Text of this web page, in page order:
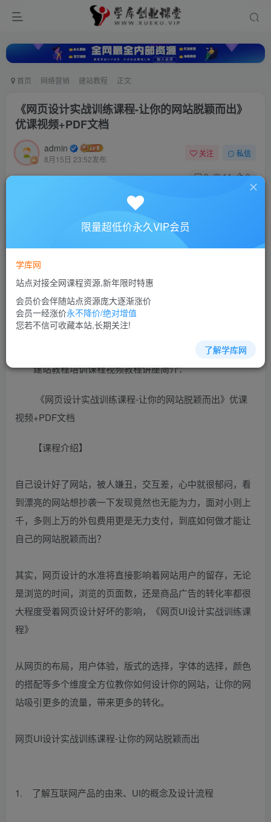
首页 网络营销 建站教程 正文
《网页设计实战训练课程-让你的网站脱颖而出》
优课视频+PDF文档
admin
8月15日 23:52发布
关注 私信
0 14 0
此内容为付费资源，请付费后查看
10
立即购买
您当前未登录！建议登陆后购买，可保存购买订单
建站教程培训课程视频教程讲座简介：
《网页设计实战训练课程-让你的网站脱颖而出》优课
视频+PDF文档
【课程介绍】
自己设计好了网站，被人嫌丑，交互差，心中就很郁闷，看
到漂亮的网站想抄袭一下发现竟然也无能为力，面对小则上
千，多则上万的外包费用更是无力支付，到底如何做才能让
自己的网站脱颖而出？
其实，网页设计的水准将直接影响着网站用户的留存，无论
是浏览的时间，浏览的页面数，还是商品广告的转化率都很
大程度受着网页设计好坏的影响，《网页UI设计实战训练课
程》
从网页的布局，用户体验，版式的选择，字体的选择，颜色
的搭配等多个维度全方位教你如何设计你的网站，让你的网
站吸引更多的流量，带来更多的转化。
网页UI设计实战训练课程-让你的网站脱颖而出
1. 了解互联网产品的由来、UI的概念及设计流程
限量超低价永久VIP会员
学库网
站点对接全网课程资源,新年限时特惠
会员价会伴随站点资源庞大逐渐涨价
会员一经涨价永不降价/绝对增值
您若不信可收藏本站,长期关注!
了解学库网